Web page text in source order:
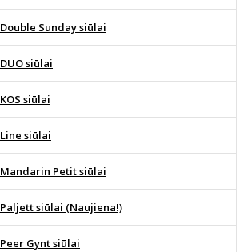
Double Sunday siūlai
DUO siūlai
KOS siūlai
Line siūlai
Mandarin Petit siūlai
Paljett siūlai (Naujiena!)
Peer Gynt siūlai